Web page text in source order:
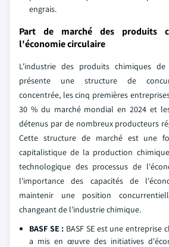
engrais.
Part de marché des produits
l'économie circulaire
L'industrie des produits chimiques de
présente une structure de
concentrée, les cinq premières
30 % du marché mondial en 2024 et
détenus par de nombreux producteurs
Cette structure de marché est une
capitalistique de la production
technologique des processus de
l'importance des capacités de
maintenir une position
changeant de l'industrie chimique.
BASF SE : BASF SE est une entreprise
a mis en œuvre des initiatives